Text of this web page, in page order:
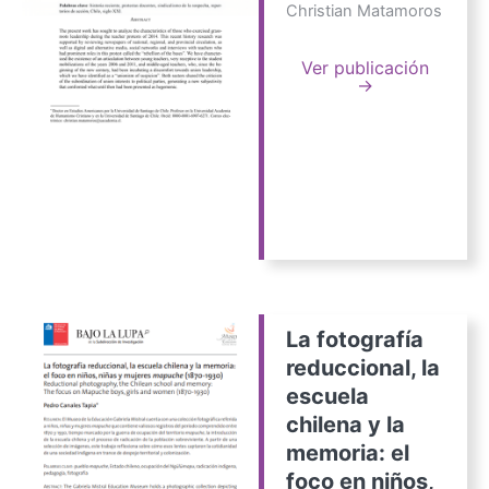
Christian Matamoros
Ver publicación
→
La fotografía
reduccional, la
escuela
chilena y la
memoria: el
foco en niños,